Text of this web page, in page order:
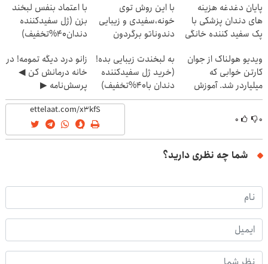
پایان دغدغه هزینه
های دندان پزشکی با
پک سفید کننده خانگی
با این روش توی
خونه،سفیدی و زیبایی
دندوناتو برگردون
با اعتماد بنفس لبخند
بزن (ژل سفیدکننده
دندان40%تخفیف)
ویدیو هولناک از جوان
کارتن خوابی که
میلیاردر شد. آموزش
رایگان
به لبخندت زیبایی بده!
(خرید ژل سفیدکننده
دندان با40%تخفیف)
زانو درد دیگه تمومه! در
خانه درمانش کن ◀
پرسش‌نامه ▶
۰ ۰
شما چه نظری دارید؟